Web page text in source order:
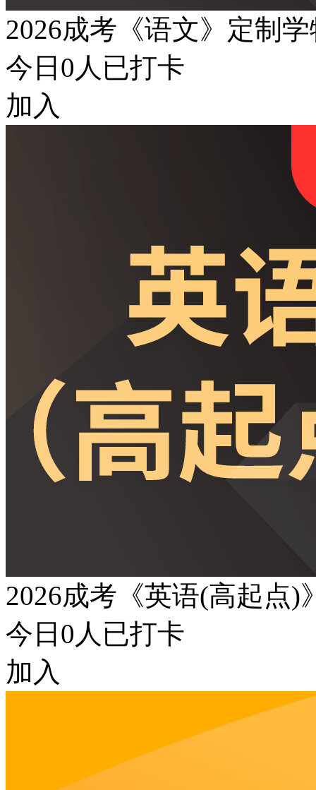
2026成考《语文》定制
今日 0 人已打卡
加入
2026成考《英语(高起点)
今日 0 人已打卡
加入